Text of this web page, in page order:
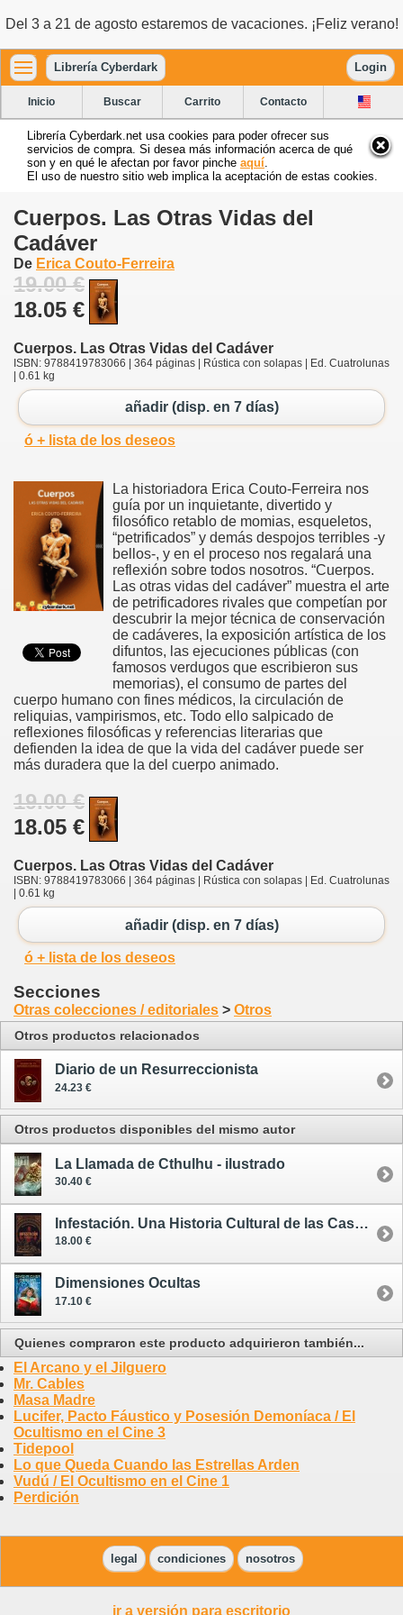
Del 3 a 21 de agosto estaremos de vacaciones. ¡Feliz verano!
Librería Cyberdark Login
Inicio Buscar Carrito Contacto
Librería Cyberdark.net usa cookies para poder ofrecer sus
servicios de compra. Si desea más información acerca de qué
son y en qué le afectan por favor pinche aquí
El uso de nuestro sitio web implica la aceptación de estas cookies.
Cuerpos. Las Otras Vidas del
Cadáver
De Erica Couto-Ferreira
19.00 €
18.05 €
Cuerpos. Las Otras Vidas del Cadáver
ISBN: 9788419783066 | 364 páginas | Rústica con solapas | Ed. Cuatrolunas
| 0.61 kg
añadir (disp. en 7 días)
ó + lista de los deseos
La historiadora Erica Couto-Ferreira nos
guía por un inquietante, divertido y
filosófico retablo de momias, esqueletos,
“petrificados” y demás despojos terribles -y
bellos-, y en el proceso nos regalará una
reflexión sobre todos nosotros. “Cuerpos.
Las otras vidas del cadáver” muestra el arte
de petrificadores rivales que competían por
descubrir la mejor técnica de conservación
de cadáveres, la exposición artística de los
difuntos, las ejecuciones públicas (con
famosos verdugos que escribieron sus
memorias), el consumo de partes del
cuerpo humano con fines médicos, la circulación de
reliquias, vampirismos, etc. Todo ello salpicado de
reflexiones filosóficas y referencias literarias que
defienden la idea de que la vida del cadáver puede ser
más duradera que la del cuerpo animado.
19.00 €
18.05 €
Cuerpos. Las Otras Vidas del Cadáver
ISBN: 9788419783066 | 364 páginas | Rústica con solapas | Ed. Cuatrolunas
| 0.61 kg
añadir (disp. en 7 días)
ó + lista de los deseos
Secciones
Otras colecciones / editoriales > Otros
Otros productos relacionados
Diario de un Resurreccionista
24.23 €
Otros productos disponibles del mismo autor
La Llamada de Cthulhu - ilustrado
30.40 €
Infestación. Una Historia Cultural de las Casas Encantadas
18.00 €
Dimensiones Ocultas
17.10 €
Quienes compraron este producto adquirieron también...
El Arcano y el Jilguero
Mr. Cables
Masa Madre
Lucifer, Pacto Fáustico y Posesión Demoníaca / El
Ocultismo en el Cine 3
Tidepool
Lo que Queda Cuando las Estrellas Arden
Vudú / El Ocultismo en el Cine 1
Perdición
legal condiciones nosotros
ir a versión para escritorio